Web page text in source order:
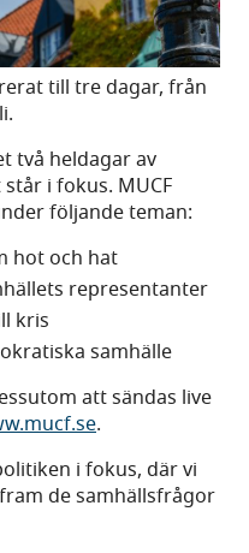
till tre dagar, från
två heldagar av
i fokus. MUCF
följande teman:
hot och hat
representanter
kris
samhälle
att sändas live
.
i fokus, där vi
de samhällsfrågor